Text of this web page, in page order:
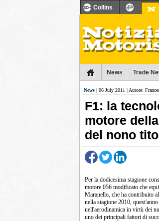
Collins
News Trade
News | 06 July 2011 | Autore:
F1: la
motore
del nono
Per la dodicesima stagione
motore 056 modificato che
Maranello, che ha contribuito
nella stagione 2010,
nell'aerodinamica in virtù dei
uno dei principali fattori di